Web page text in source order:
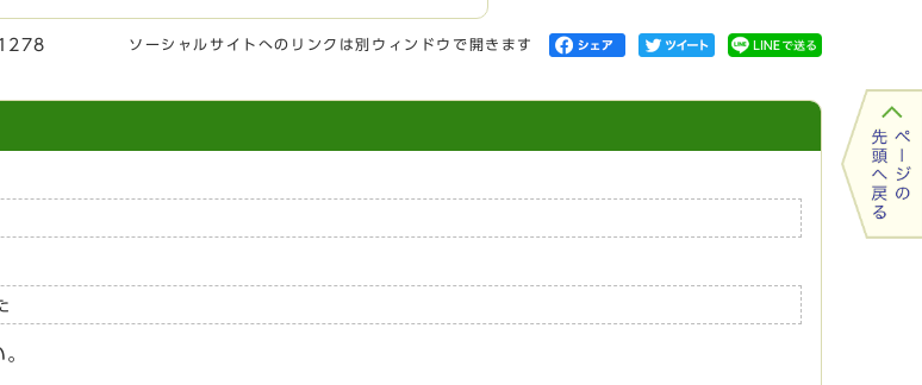
ソーシャルサイトへのリンクは別ウィンドウで開きます